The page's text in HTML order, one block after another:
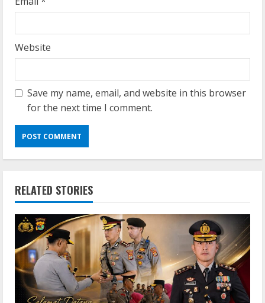
Website
Save my name, email, and website in this browser
for the next time I comment.
RELATED STORIES